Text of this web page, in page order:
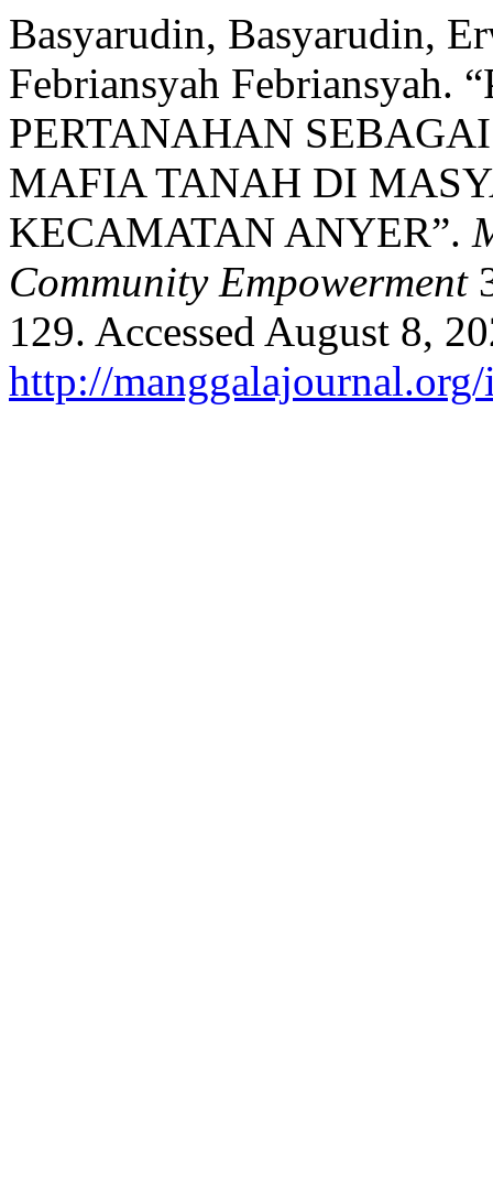
Basyarudin, Basyarudin,
Febriansyah
PERTANAHAN
MAFIA TANAH DI
KECAMATAN ANYER”.
Community Empowerment
129. Accessed August 8,
http://